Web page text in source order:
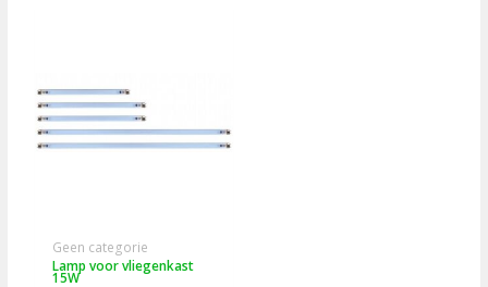
Geen categorie
Lamp voor vliegenkast
15W